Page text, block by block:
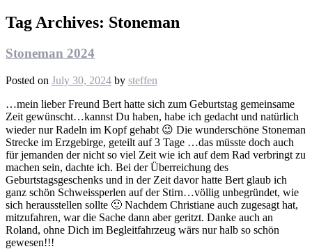
Tag Archives: Stoneman
Stoneman 2024
Posted on July 30, 2024 by steffen
…mein lieber Freund Bert hatte sich zum Geburtstag gemeinsame
Zeit gewünscht…kannst Du haben, habe ich gedacht und natürlich
wieder nur Radeln im Kopf gehabt 😉 Die wunderschöne Stoneman
Strecke im Erzgebirge, geteilt auf 3 Tage …das müsste doch auch
für jemanden der nicht so viel Zeit wie ich auf dem Rad verbringt zu
machen sein, dachte ich. Bei der Überreichung des
Geburtstagsgeschenks und in der Zeit davor hatte Bert glaub ich
ganz schön Schweissperlen auf der Stirn…völlig unbegründet, wie
sich herausstellen sollte 🙂 Nachdem Christiane auch zugesagt hat,
mitzufahren, war die Sache dann aber geritzt. Danke auch an
Roland, ohne Dich im Begleitfahrzeug wärs nur halb so schön
gewesen!!!